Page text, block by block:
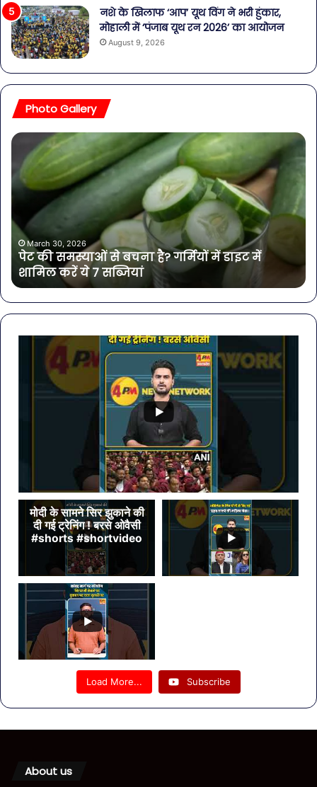
नशे के खिलाफ ‘आप’ यूथ विंग ने भरी हुंकार,
मोहाली में ‘पंजाब यूथ रन 2026’ का आयोजन
August 9, 2026
Photo Gallery
पेट
समस्याओं
गर्मियों
डाइट
शामिल
करें
ये
March 30, 2026
पेट की समस्याओं से बचना है? गर्मियों में डाइट में
शामिल करें ये 7 सब्जियां
के
मोदी के सामने सिर झुकाने की
दी गई ट्रेनिंग ! बरसे ओवैसी
#shorts #shortvideo
Load More... Subscribe
About us